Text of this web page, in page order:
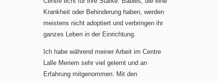
Krankheit oder Behinderung haben, werden
meistens nicht adoptiert und verbringen ihr
ganzes Leben in der Einrichtung.
Ich habe während meiner Arbeit im Centre
Lalle Meriem sehr viel gelernt und an
Erfahrung mitgenommen. Mit den